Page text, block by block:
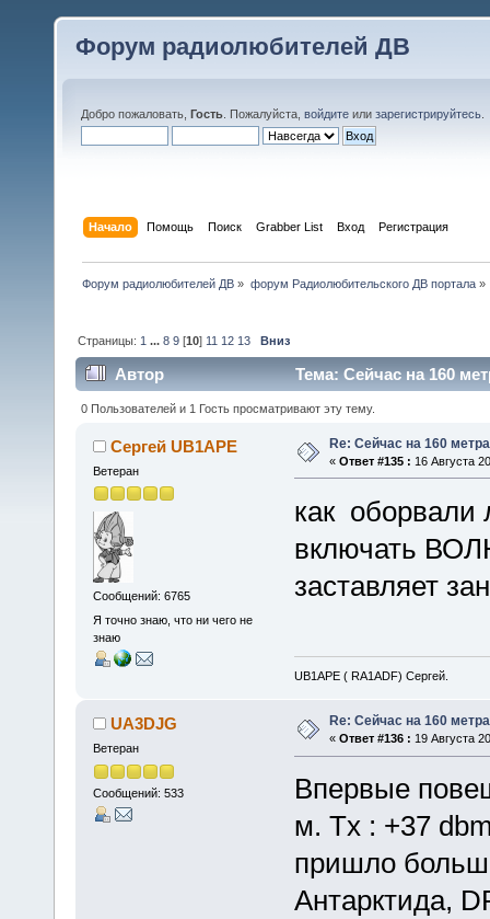
Форум радиолюбителей ДВ
Добро пожаловать, Гость . Пожалуйста, войдите или зарегистрируйтесь
Начало Помощь Поиск Grabber List Вход Регистрация
Форум радиолюбителей ДВ » форум Радиолюбительского ДВ портала»
Страницы: 1 ...8 9 [10] 11 12 13 Вниз
Автор Тема: Сейчас на 160
0 Пользователей и 1 Гость просматривают эту тему.
Сергей UB1APE
Ветеран
Сообщений: 6765
Я точно знаю, что ни чего не
знаю
Re: Сейчас на 160
« Ответ #135 : 16 Августа
как оборвали
включать
заставляет
UB1APE ( RA1ADF) Сергей.
UA3DJG
Ветеран
Сообщений: 533
Re: Сейчас на 160
« Ответ #136 : 19 Августа
Впервые
м. Tx : +37
пришло
Антарктида,